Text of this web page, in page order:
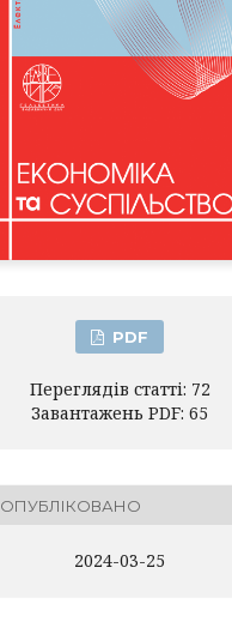
PDF
Переглядів статті: 72
Завантажень PDF: 65
ОПУБЛІКОВАНО
2024-03-25